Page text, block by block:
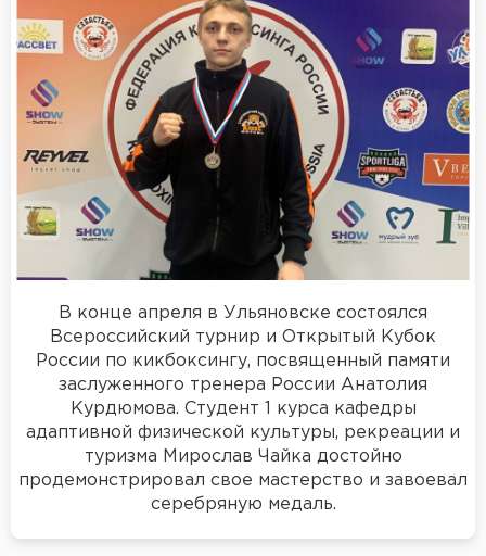
В конце апреля в Ульяновске состоялся
Всероссийский турнир и Открытый Кубок
России по кикбоксингу, посвященный памяти
заслуженного тренера России Анатолия
Курдюмова. Студент 1 курса кафедры
адаптивной физической культуры, рекреации и
туризма Мирослав Чайка достойно
продемонстрировал свое мастерство и завоевал
серебряную медаль.